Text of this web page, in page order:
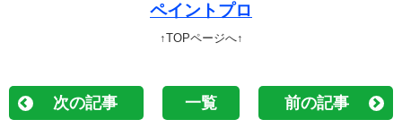
ペイントプロ
↑TOPページへ↑
次の記事 一覧 前の記事